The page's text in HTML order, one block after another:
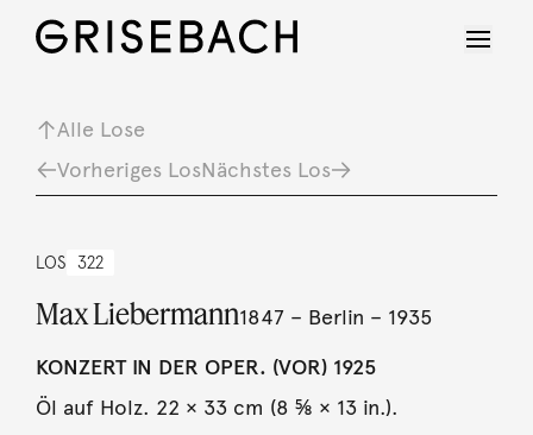
Alle Lose
Vorheriges LosNächstes Los
LOS 322
Max Liebermann1847 – Berlin – 1935
KONZERT IN DER OPER. (VOR) 1925
Öl auf Holz. 22 × 33 cm (8 ⅝ × 13 in.).